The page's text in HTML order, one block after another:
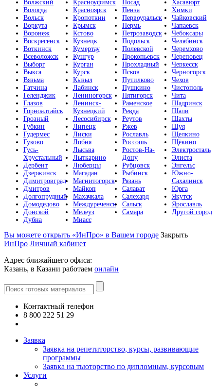
Волжский
Вологда
Вольск
Воркута
Воронеж
Воскресенск
Воткинск
Всеволожск
Выборг
Выкса
Вязьма
Гатчина
Геленджик
Глазов
Горноалтайск
Грозный
Губкин
Гудермес
Гуково
Гусь-
Хрустальный
Дербент
Дзержинск
Димитровград
Дмитров
Долгопрудный
Домодедово
Донской
Дубна
Красноуфимск
Красноярск
Кропоткин
Крымск
Кстово
Кузнецк
Кумертау
Кунгур
Курган
Курск
Кызыл
Лабинск
Лениногорск
Ленинск-
Кузнецкий
Лесосибирск
Липецк
Лиски
Лобня
Лысьва
Лыткарино
Люберцы
Магадан
Магнитогорск
Майкоп
Махачкала
Междуреченск
Мелеуз
Миасс
Посад
Пенза
Первоуральск
Пермь
Петрозаводск
Подольск
Полевской
Прокопьевск
Прохладный
Псков
Путилково
Пушкино
Пятигорск
Раменское
Ревда
Реутов
Ржев
Рославль
Россошь
Ростов-На-
Дону
Рубцовск
Рыбинск
Рязань
Салават
Салехард
Сальск
Самара
Хасавюрт
Химки
Чайковский
Чапаевск
Чебоксары
Челябинск
Черемхово
Череповец
Черкесск
Черногорск
Чехов
Чистополь
Чита
Шадринск
Шали
Шахты
Шуя
Щелкино
Щёкино
Электросталь
Элиста
Энгельс
Южно-
Сахалинск
Юрга
Якутск
Ярославль
Другой город
Вы можете открыть «ИнПро» в Вашем городе Закрыть
ИнПро Личный кабинет
Адрес ближайшего офиса:
Казань, в Казани работаем онлайн
Контактный телефон
8 800 222 51 29
Заявка
Заявка на репетиторство, курсы, развивающие
программы
Заявка на тьюторство по дипломным, курсовым
Услуги